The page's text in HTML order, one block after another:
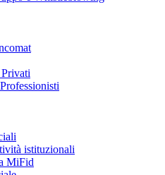
istituzionali
MiFid